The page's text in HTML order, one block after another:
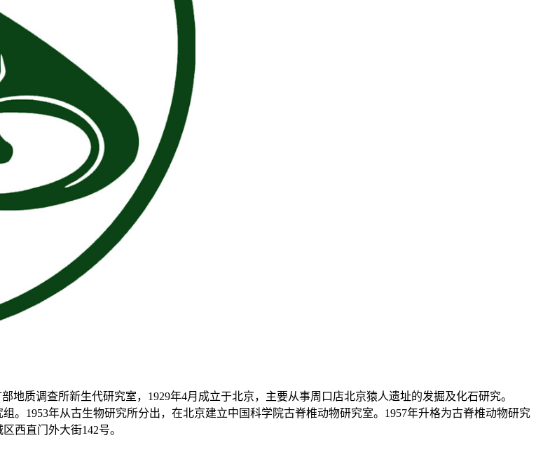
质调查所新生代研究室，1929年4月成立于北京，主要从事周口店北京猿人遗址的发掘及化石研究。
。1953年从古生物研究所分出，在北京建立中国科学院古脊椎动物研究室。1957年升格为古脊椎动物研究
西直门外大街142号。